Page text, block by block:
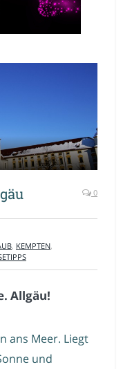
0
KEMPTEN
Allgäu!
ans Meer. Liegt
und